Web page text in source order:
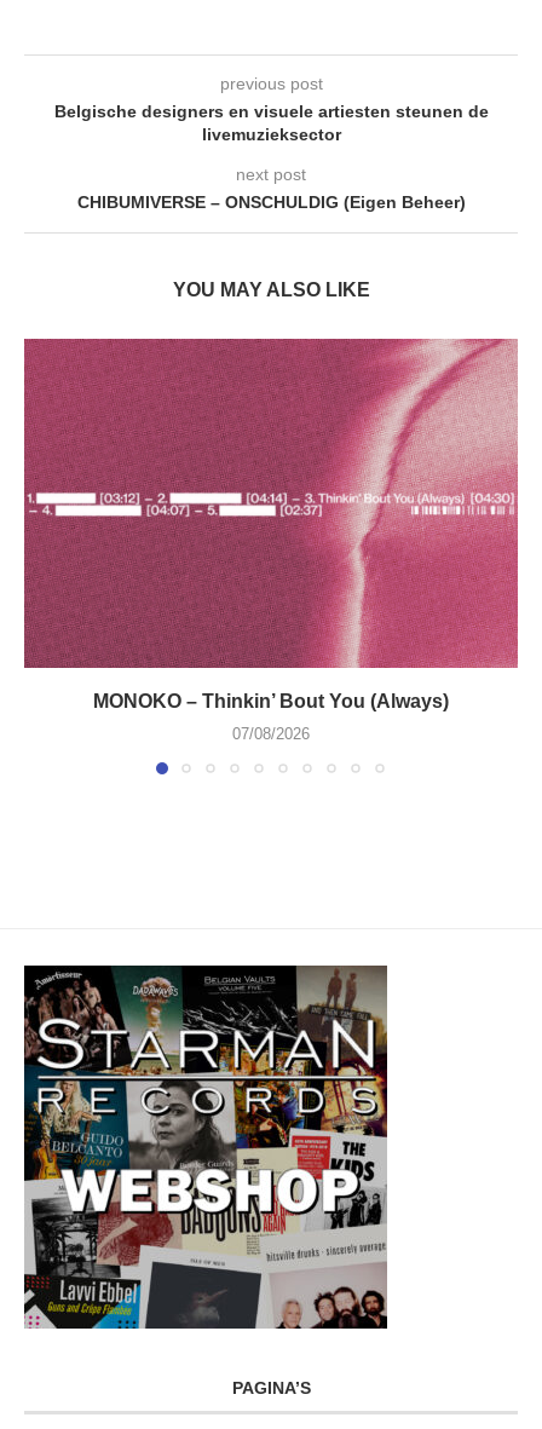
previous post
Belgische designers en visuele artiesten steunen de
livemuzieksector
next post
CHIBUMIVERSE – ONSCHULDIG (Eigen Beheer)
YOU MAY ALSO LIKE
MONOKO – Thinkin’ Bout You (Always)
07/08/2026
PAGINA’S